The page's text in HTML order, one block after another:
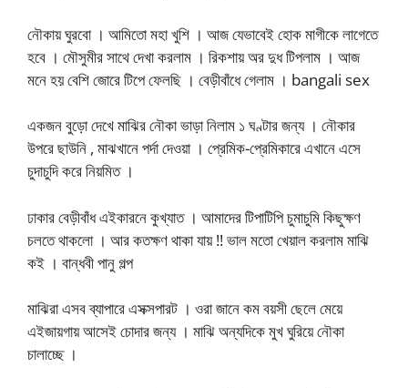
নৌকায় ঘুরবো । আমিতো মহা খুশি । আজ যেভাবেই হোক মাগীকে লাগেতে
হবে । মৌসুমীর সাথে দেখা করলাম । রিকশায় অর দুধ টিপলাম । আজ
মনে হয় বেশি জোরে টিপে ফেলছি । বেড়ীবাঁধে গেলাম । bangali sex
একজন বুড়ো দেখে মাঝির নৌকা ভাড়া নিলাম ১ ঘণ্টার জন্য । নৌকার
উপরে ছাউনি , মাঝখানে পর্দা দেওয়া । প্রেমিক-প্রেমিকারে এখানে এসে
চুদাচুদি করে নিয়মিত ।
ঢাকার বেড়ীবাঁধ এইকারনে কুখ্যাত । আমাদের টিপাটিপি চুমাচুমি কিছুক্ষণ
চলতে থাকলো । আর কতক্ষণ থাকা যায় !! ভাল মতো খেয়াল করলাম মাঝি
কই । বান্ধবী পানু গল্প
মাঝিরা এসব ব্যাপারে এসক্সপারট । ওরা জানে কম বয়সী ছেলে মেয়ে
এইজায়গায় আসেই চোদার জন্য । মাঝি অন্যদিকে মুখ ঘুরিয়ে নৌকা
চালাচ্ছে ।